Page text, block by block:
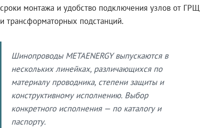
сроки монтажа и удобство подключения узлов от ГРЩ
и трансформаторных подстанций.
Шинопроводы METAENERGY выпускаются в
нескольких линейках, различающихся по
материалу проводника, степени защиты и
конструктивному исполнению. Выбор
конкретного исполнения — по каталогу и
паспорту.